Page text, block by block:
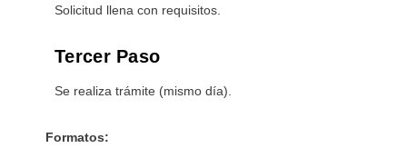
Solicitud llena con requisitos.
Tercer Paso
Se realiza trámite (mismo día).
Formatos: